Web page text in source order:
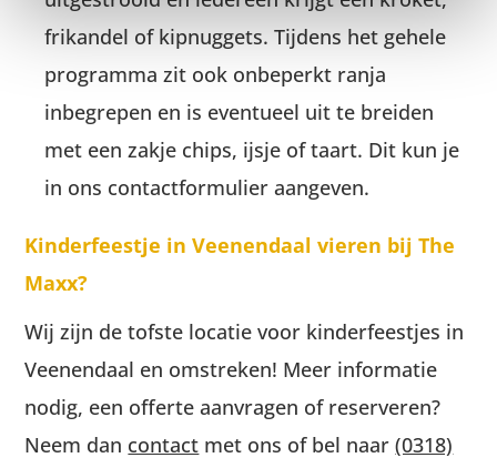
frikandel of kipnuggets. Tijdens het gehele
programma zit ook onbeperkt ranja
inbegrepen en is eventueel uit te breiden
met een zakje chips, ijsje of taart. Dit kun je
in ons contactformulier aangeven.
Kinderfeestje in Veenendaal vieren bij The
Maxx?
Wij zijn de tofste locatie voor kinderfeestjes in
Veenendaal en omstreken! Meer informatie
nodig, een offerte aanvragen of reserveren?
Neem dan contact met ons of bel naar(0318)